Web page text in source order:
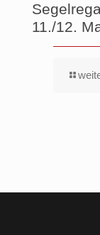
11./12.